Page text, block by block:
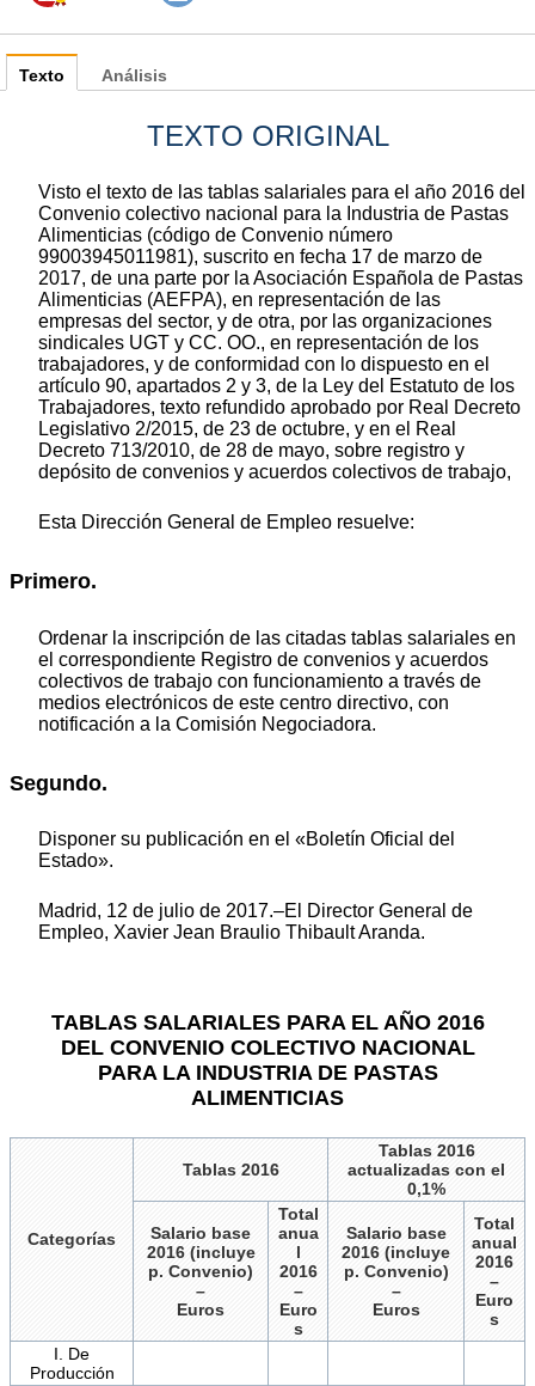
Texto
TEXTO ORIGINAL
Visto el texto de las tablas salariales para el año 2016 del
Convenio colectivo nacional para la Industria de Pastas
Alimenticias (código de Convenio número
99003945011981), suscrito en fecha 17 de marzo de
2017, de una parte por la Asociación Española de Pastas
Alimenticias (AEFPA), en representación de las
empresas del sector, y de otra, por las organizaciones
sindicales UGT y CC. OO., en representación de los
trabajadores, y de conformidad con lo dispuesto en el
artículo 90, apartados 2 y 3, de la Ley del Estatuto de los
Trabajadores, texto refundido aprobado por Real Decreto
Legislativo 2/2015, de 23 de octubre, y en el Real
Decreto 713/2010, de 28 de mayo, sobre registro y
depósito de convenios y acuerdos colectivos de trabajo,
Esta Dirección General de Empleo resuelve:
Primero.
Ordenar la inscripción de las citadas tablas salariales en
el correspondiente Registro de convenios y acuerdos
colectivos de trabajo con funcionamiento a través de
medios electrónicos de este centro directivo, con
notificación a la Comisión Negociadora.
Segundo.
Disponer su publicación en el «Boletín Oficial del
Estado».
Madrid, 12 de julio de 2017.–El Director General de
Empleo, Xavier Jean Braulio Thibault Aranda.
TABLAS SALARIALES PARA EL AÑO 2016
DEL CONVENIO COLECTIVO NACIONAL
PARA LA INDUSTRIA DE PASTAS
ALIMENTICIAS
Categorías
Tablas 2016
Tablas 2016
actualizadas con el
0,1%
Salario base
2016 (incluye
p. Convenio)
–
Euros
Total
anua
l
2016
–
Euro
s
Salario base
2016 (incluye
p. Convenio)
–
Euros
Total
anual
2016
–
Euro
s
I. De
Producción
Análisis